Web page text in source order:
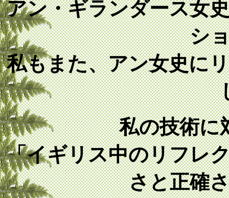
アン・ギランダース女
シ
私もまた、アン女史に
私の技術に
「イギリス中のリフレ
さと正確